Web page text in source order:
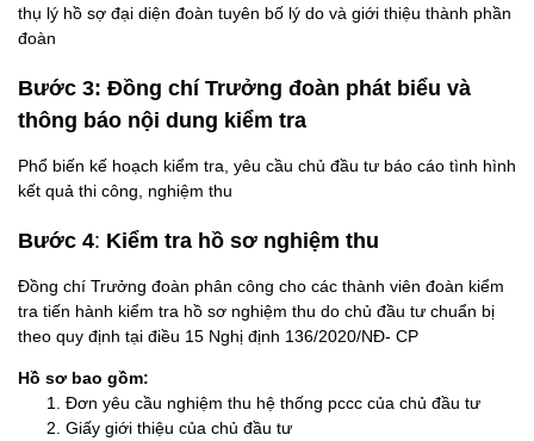
thụ lý hồ sợ đại diện đoàn tuyên bố lý do và giới thiệu thành phần
đoàn
Bước 3: Đồng chí Trưởng đoàn phát biểu và
thông báo nội dung kiểm tra
Phổ biến kế hoạch kiểm tra, yêu cầu chủ đầu tư báo cáo tình hình
kết quả thi công, nghiệm thu
Bước 4: Kiểm tra hồ sơ nghiệm thu
Đồng chí Trưởng đoàn phân công cho các thành viên đoàn kiểm
tra tiến hành kiểm tra hồ sơ nghiệm thu do chủ đầu tư chuẩn bị
theo quy định tại điều 15 Nghị định 136/2020/NĐ- CP
Hồ sơ bao gồm:
Đơn yêu cầu nghiệm thu hệ thống pccc của chủ đầu tư
Giấy giới thiệu của chủ đầu tư